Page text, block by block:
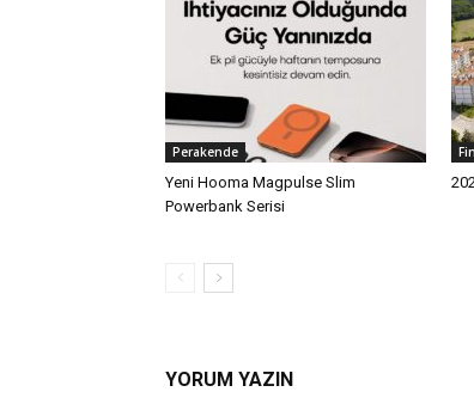
Perakende
Yeni Hooma Magpulse Slim
Powerbank Serisi
YORUM YAZIN